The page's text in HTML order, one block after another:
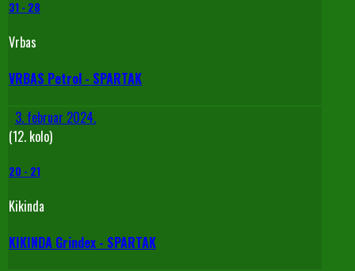
31 - 28
Vrbas
VRBAS Petrol - SPARTAK
3. februar 2024.
(12. kolo)
20 - 21
Kikinda
KIKINDA Grindex - SPARTAK